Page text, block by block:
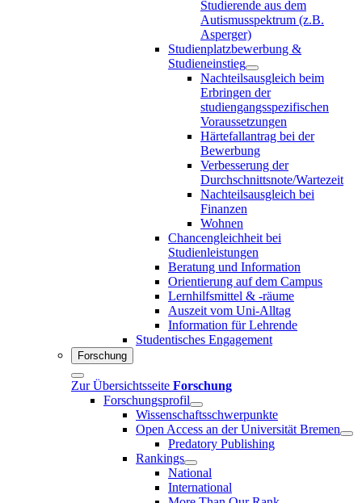
Studierende aus dem
Autismusspektrum (z.B.
Asperger)
Studienplatzbewerbung &
Studieneinstieg
Nachteilsausgleich beim
Erbringen der
studiengangsspezifischen
Voraussetzungen
Härtefallantrag bei der
Bewerbung
Verbesserung der
Durchschnittsnote/Wartezeit
Nachteilsausgleich bei
Finanzen
Wohnen
Chancengleichheit bei
Studienleistungen
Beratung und Information
Orientierung auf dem Campus
Lernhilfsmittel & -räume
Auszeit vom Uni-Alltag
Information für Lehrende
Studentisches Engagement
Forschung
Zur Übersichtsseite Forschung
Forschungsprofil
Wissenschaftsschwerpunkte
Open Access an der Universität Bremen
Predatory Publishing
Rankings
National
International